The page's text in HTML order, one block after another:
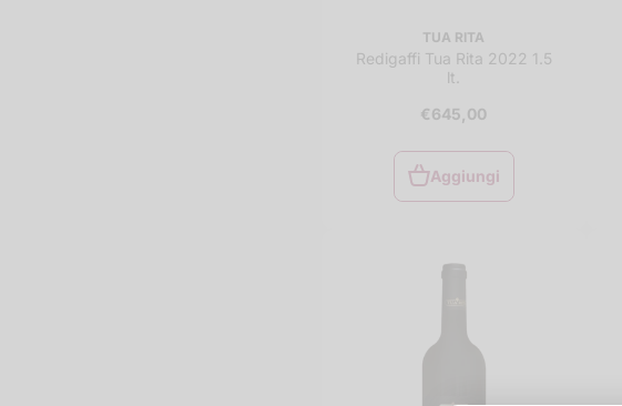
TUA RITA
Redigaffi Tua Rita 2022 1.5
lt.
€645,00
Aggiungi
Aggiungi